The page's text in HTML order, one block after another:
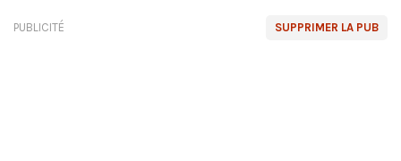
SUPPRIMER LA PUB
PUBLICITÉ